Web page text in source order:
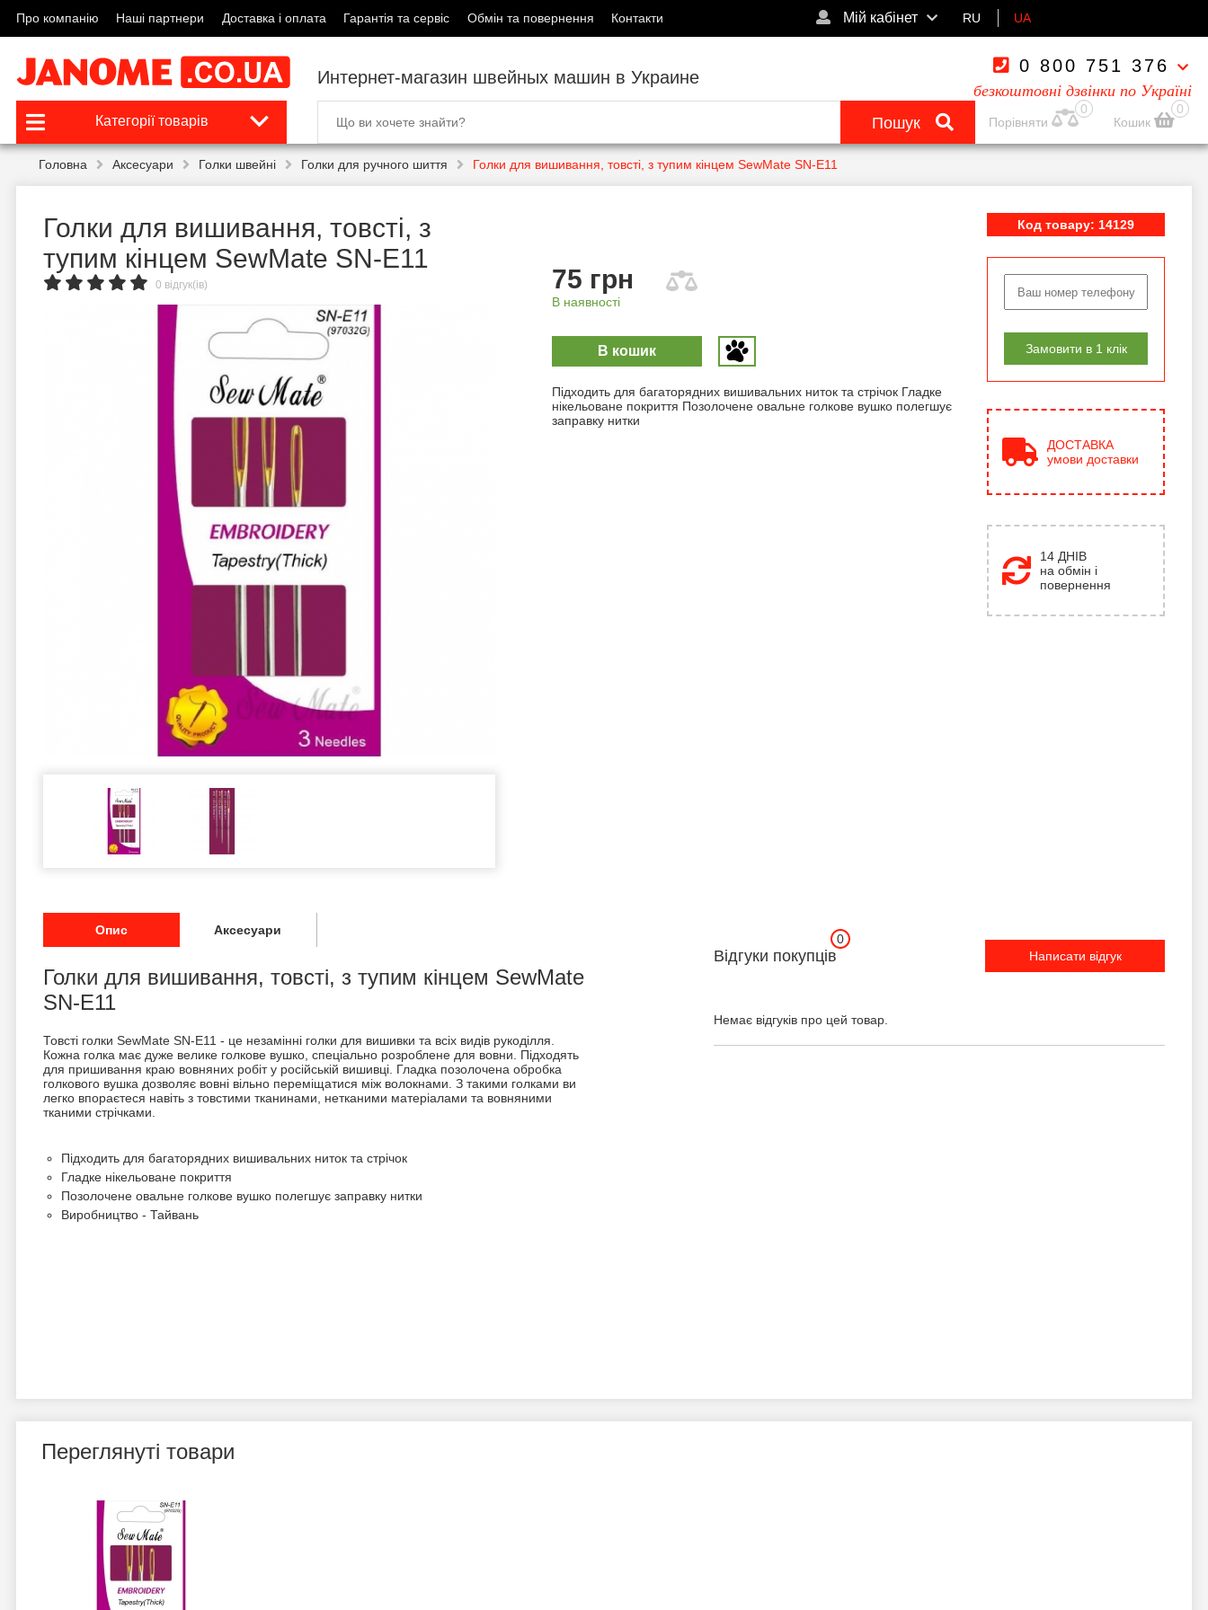
Про компанію Наші партнери Доставка і оплата Гарантія та сервіс Обмін та повернення Контакти Мій кабінет RU UA
Интернет-магазин швейных машин в Украине
0 800 751 376
безкоштовні дзвінки по Україні
Категорії товарів Пошук
0
Порівняти
0
Кошик
Головна Аксесуари Голки швейні Голки для ручного шиття Голки для вишивання, товсті, з тупим кінцем SewMate SN-E11
Голки для вишивання, товсті, з
тупим кінцем SewMate SN-E11
0 відгук(ів) 75 грн
В наявності
В кошик
Підходить для багаторядних вишивальних ниток та стрічок Гладке
нікельоване покриття Позолочене овальне голкове вушко полегшує
заправку нитки
Код товару: 14129
Замовити в 1 клік
ДОСТАВКА
умови доставки
14 ДНІВ
на обмін і
повернення
Опис Аксесуари
Голки для вишивання, товсті, з тупим кінцем SewMate
SN-E11
Товсті голки SewMate SN-E11 - це незамінні голки для вишивки та всіх видів рукоділля.
Кожна голка має дуже велике голкове вушко, спеціально розроблене для вовни. Підходять
для пришивання краю вовняних робіт у російській вишивці. Гладка позолочена обробка
голкового вушка дозволяє вовні вільно переміщатися між волокнами. З такими голками ви
легко впораєтеся навіть з товстими тканинами, нетканими матеріалами та вовняними
тканими стрічками.
Підходить для багаторядних вишивальних ниток та стрічок
Гладке нікельоване покриття
Позолочене овальне голкове вушко полегшує заправку нитки
Виробництво - Тайвань
Відгуки покупців
0
Написати відгук
Немає відгуків про цей товар.
Переглянуті товари